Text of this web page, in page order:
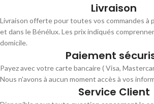
Livraison
Livraison offerte pour toutes vos commandes à
et dans le Bénélux. Les prix indiqués
domicile.
Paiement
Payez avec votre carte bancaire ( Visa,
Nous n'avons à aucun moment accès à vos
Service Client